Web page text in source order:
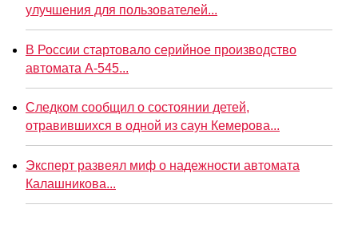
улучшения для пользователей...
В России стартовало серийное производство
автомата А-545...
Следком сообщил о состоянии детей,
отравившихся в одной из саун Кемерова...
Эксперт развеял миф о надежности автомата
Калашникова...